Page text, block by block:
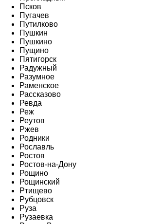
Псков
Пугачев
Путилково
Пушкин
Пушкино
Пущино
Пятигорск
Радужный
Разумное
Раменское
Рассказово
Ревда
Реж
Реутов
Ржев
Родники
Рославль
Ростов
Ростов-на-Дону
Рощино
Рощинский
Ртищево
Рубцовск
Руза
Рузаевка